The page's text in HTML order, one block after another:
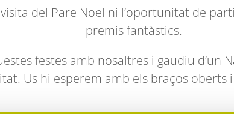
del Pare Noel ni l’oportunitat de
premis fantàstics.
festes amb nosaltres i gaudiu d’un
Us hi esperem amb els braços oberts i